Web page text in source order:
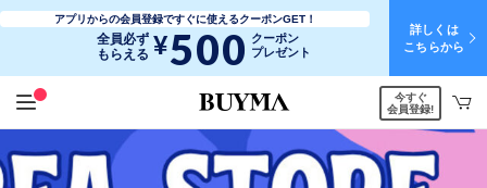
アプリからの会員登録ですぐに使えるクーポンGET！
全員必ず
もらえる ¥500 クーポン
プレゼント
詳しくは
こちらから
今すぐ
会員登録!